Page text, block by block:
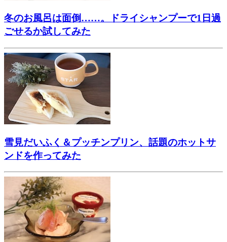
冬のお風呂は面倒……。ドライシャンプーで1日過
ごせるか試してみた
雪見だいふく＆プッチンプリン、話題のホットサ
ンドを作ってみた